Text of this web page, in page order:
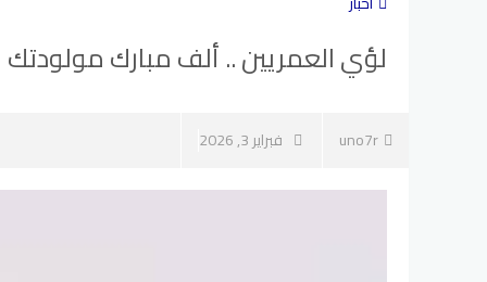
لؤي العمريين .. ألف مبارك مولودتك
uno7r فبراير 3, 2026